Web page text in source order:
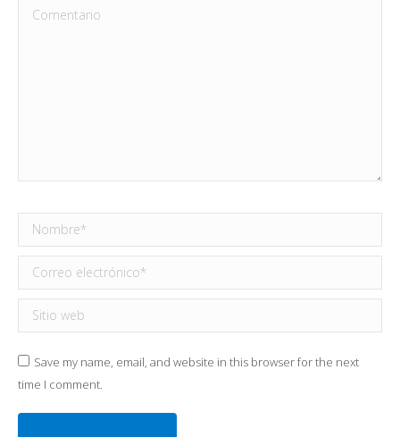
Comentario
Nombre *
Correo electrónico *
Sitio web
Save my name, email, and website in this browser for the next
time I comment.